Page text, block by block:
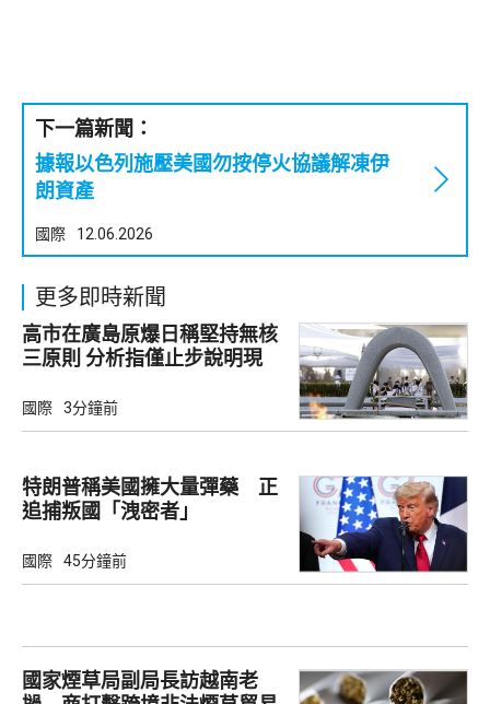
下一篇新聞：
據報以色列施壓美國勿按停火協議解凍伊
朗資產
國際 12.06.2026
更多即時新聞
高市在廣島原爆日稱堅持無核
三原則 分析指僅止步說明現
國際 3分鐘前
特朗普稱美國擁大量彈藥 正
追捕叛國「洩密者」
國際 45分鐘前
國家煙草局副局長訪越南老